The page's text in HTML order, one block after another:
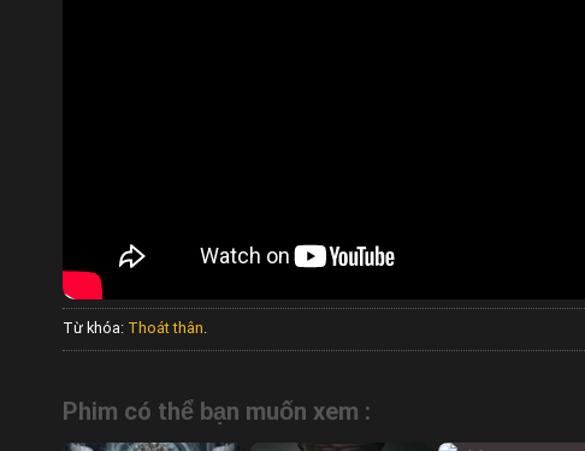
Từ khóa: Thoát thân.
Phim có thể bạn muốn xem :